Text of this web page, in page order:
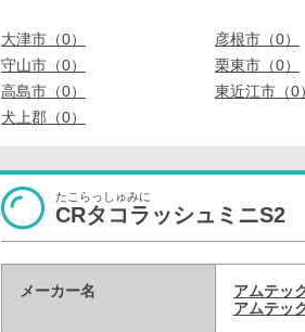
大津市（0） 彦根市（0）
守山市（0）
栗東市（0）
高島市（0）
東近江市（0）
犬上郡（0）
たこらっしゅみに
CRタコラッシュミニS2
メーカー名
アムテッ
アムテッ